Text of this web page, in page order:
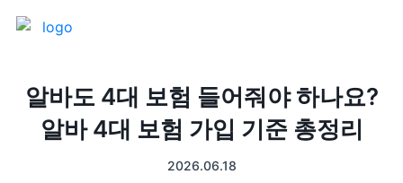
프론트 매출 장부
알바도 4대 보험 들어줘야 하나요?
알바 4대 보험 가입 기준 총정리
2026.06.18